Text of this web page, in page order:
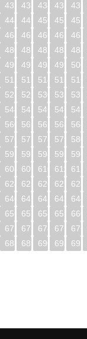
432
433 434 435 436
448
449 450 451 452
464
465 466 467 468
480
481 482 483 484
496
497 498 499 500
512
513 514 515 516
528
529 530 531 532
544
545 546 547 548
560
561 562 563 564
576
577 578 579 580
592
593 594 595 596
608
609 610 611 612
624
625 626 627 628
640
641 642 643 644
656
657 658 659 660
672
673 674 675 676
688
689 690 691 692